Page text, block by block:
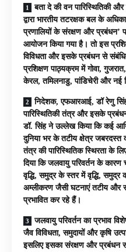
बता दे की वन पारिस्थितिकी
द्वारा भारतीय तटरक्षक बल के
प्रणालियों के संरक्षण और प्रबंधन’
आयोजन किया गया है। तो इस
विविधता और इसके प्रबंधन से
प्रशिक्षण पाठ्यक्रम में गोवा,
केरल, तमिलनाडु, पांडिचेरी और नई
निदेशक, एफआरआई, डॉ रेणु
पारिस्थितिकी तंत्र और इसके
डॉ. सिंह ने उल्लेख किया कि कई
दुनिया भर के तटीय क्षेत्र जबरदस्त
तंत्र की पारिस्थितिक स्थिरता के
दिया कि जलवायु परिवर्तन के
वृद्धि, समुद्र के स्तर में वृद्धि,
अम्लीकरण जैसी घटनाएं तटीय और
प्रभावित कर रहे हैं।
जलवायु परिवर्तन का प्रभाव
जैव विविधता, समुदायों और कृषि
इसलिए इसका संरक्षण और